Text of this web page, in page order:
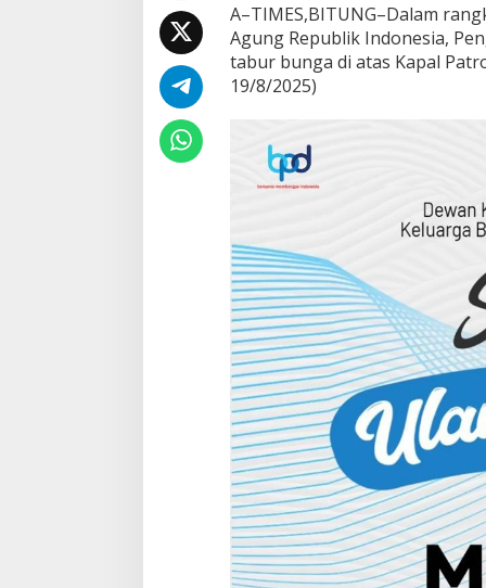
B
u
n
g
a
l
e
m
b
e
h
A–TIMES,BITUNG–Dalam
Agung Republik Indonesia,
tabur bunga di atas Kapal
19/8/2025)